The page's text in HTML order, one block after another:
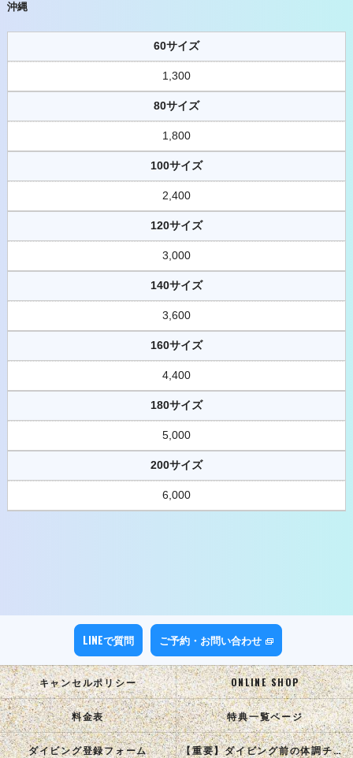
沖縄
60サイズ
1,300
80サイズ
1,800
100サイズ
2,400
120サイズ
3,000
140サイズ
3,600
160サイズ
4,400
180サイズ
5,000
200サイズ
6,000
LINEで質問 ご予約・お問い合わせ
キャンセルポリシー ONLINE SHOP
料金表 特典一覧ページ
ダイビング登録フォーム 【重要】ダイビング前の体調チェック